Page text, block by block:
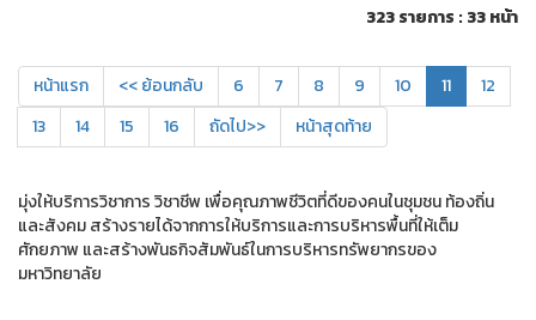
323 รายการ : 33 หน้า
หน้าแรก << ย้อนกลับ 6 7 8 9 10 11
12
13
14 15 16 ถัดไป>> หน้าสุดท้าย
มุ่งให้บริการวิชาการ วิชาชีพ เพื่อคุณภาพชีวิตที่ดีของคนในชุมชน ท้องถิ่น
และสังคม สร้างรายได้จากการให้บริการและการบริหารพื้นที่ให้เต็ม
ศักยภาพ และสร้างพันธกิจสัมพันธ์ในการบริหารทรัพยากรของ
มหาวิทยาลัย